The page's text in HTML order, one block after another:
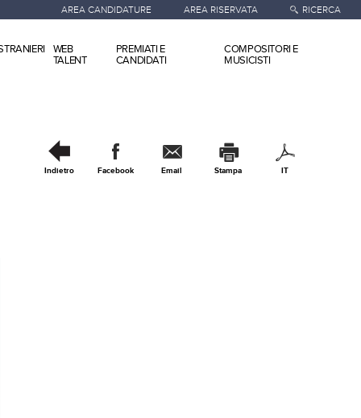
AREA CANDIDATURE AREA RISERVATA RICERCA
WEB
TALENT
PREMIATI E
CANDIDATI
COMPOSITORI E
MUSICISTI
Indietro Facebook Email Stampa IT